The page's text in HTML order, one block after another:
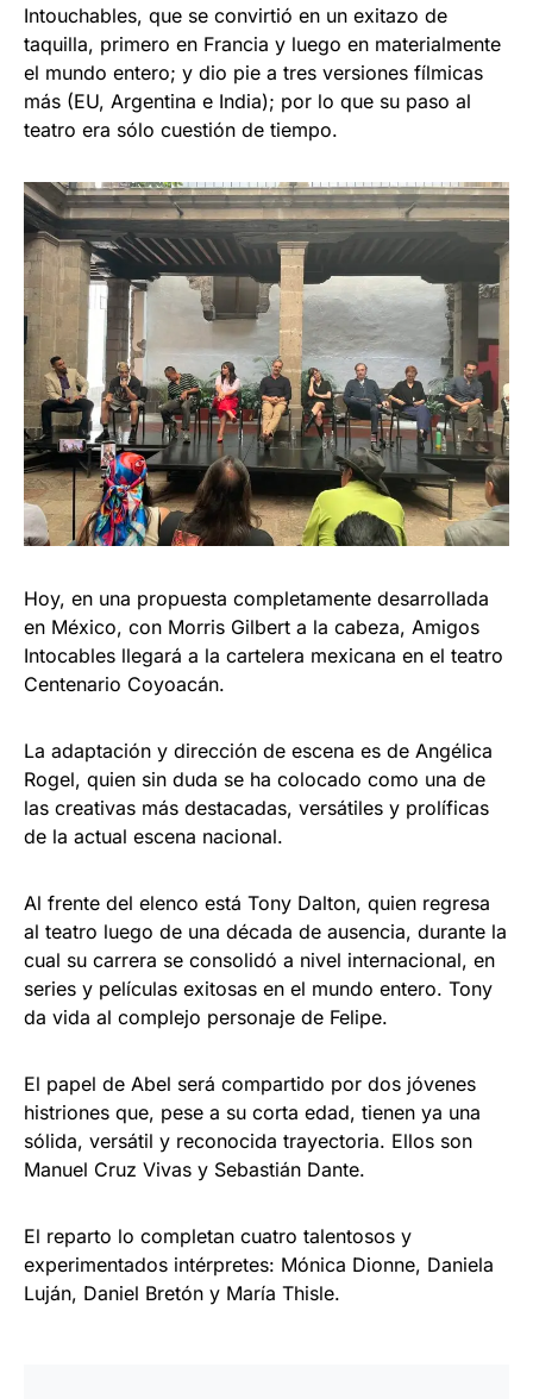
Intouchables, que se convirtió en un exitazo de
taquilla, primero en Francia y luego en materialmente
el mundo entero; y dio pie a tres versiones fílmicas
más (EU, Argentina e India); por lo que su paso al
teatro era sólo cuestión de tiempo.
Hoy, en una propuesta completamente desarrollada
en México, con Morris Gilbert a la cabeza, Amigos
Intocables llegará a la cartelera mexicana en el teatro
Centenario Coyoacán.
La adaptación y dirección de escena es de Angélica
Rogel, quien sin duda se ha colocado como una de
las creativas más destacadas, versátiles y prolíficas
de la actual escena nacional.
Al frente del elenco está Tony Dalton, quien regresa
al teatro luego de una década de ausencia, durante la
cual su carrera se consolidó a nivel internacional, en
series y películas exitosas en el mundo entero. Tony
da vida al complejo personaje de Felipe.
El papel de Abel será compartido por dos jóvenes
histriones que, pese a su corta edad, tienen ya una
sólida, versátil y reconocida trayectoria. Ellos son
Manuel Cruz Vivas y Sebastián Dante.
El reparto lo completan cuatro talentosos y
experimentados intérpretes: Mónica Dionne, Daniela
Luján, Daniel Bretón y María Thisle.